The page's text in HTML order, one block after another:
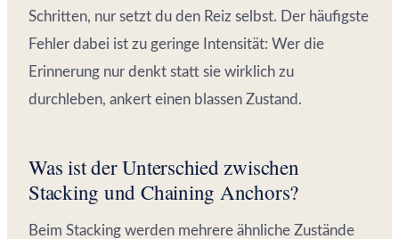
Schritten, nur setzt du den Reiz selbst. Der häufigste
Fehler dabei ist zu geringe Intensität: Wer die
Erinnerung nur denkt statt sie wirklich zu
durchleben, ankert einen blassen Zustand.
Was ist der Unterschied zwischen
Stacking und Chaining Anchors?
Beim Stacking werden mehrere ähnliche Zustände